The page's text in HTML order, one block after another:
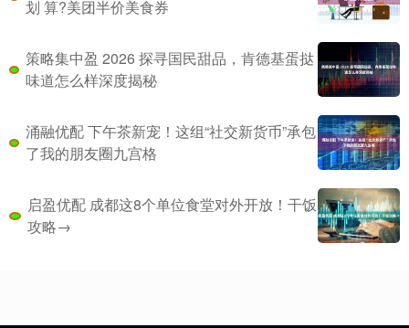
划 算?美团半价美食券
策略集中盈 2026 探寻国民甜品，肯德基蛋挞
味道怎么样深度揭秘
涌融优配 下午茶新宠！这组“社交新货币”承包
了我的朋友圈九宫格
启盈优配 成都这8个单位食堂对外开放！干饭
攻略→